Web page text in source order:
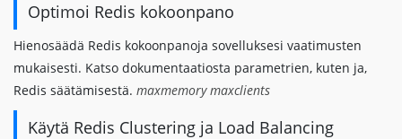
Optimoi Redis kokoonpano
Hienosäädä Redis kokoonpanoja sovelluksesi vaatimusten
mukaisesti. Katso dokumentaatiosta parametrien, kuten ja,
Redis säätämisestä. maxmemory maxclients
Käytä Redis Clustering ja Load Balancing